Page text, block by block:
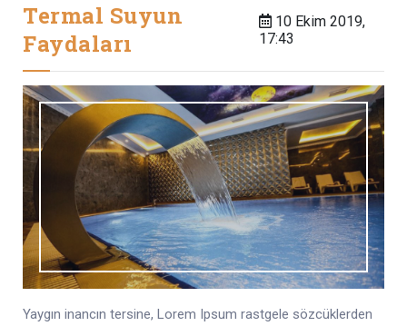
Termal Suyun
Faydaları
10 Ekim 2019,
17:43
Yaygın inancın tersine, Lorem Ipsum rastgele sözcüklerden